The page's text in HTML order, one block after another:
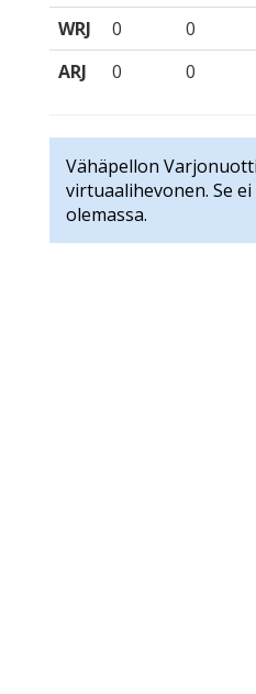
WRJ
0 0
ARJ
0 0
Vähäpellon
virtuaalihevonen. Se
olemassa.